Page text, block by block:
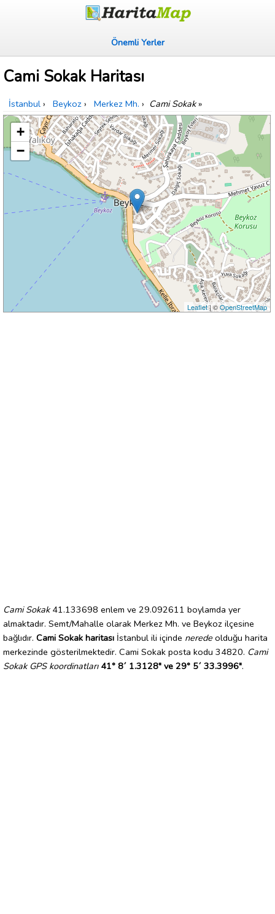
Önemli Yerler
Cami Sokak Haritası
İstanbul › Beykoz › Merkez Mh. › Cami Sokak»
+
−
Leaflet| ©OpenStreetMap
Cami Sokak41.133698 enlem ve 29.092611 boylamda yer
almaktadır. Semt/Mahalle olarak Merkez Mh. ve Beykoz ilçesine
bağlıdır. Cami Sokak haritası İstanbul ili içinde nerede olduğu harita
merkezinde gösterilmektedir. Cami Sokak posta kodu 34820. Cami
Sokak GPS koordinatları 41° 8´ 1.3128" ve 29° 5´ 33.3996".